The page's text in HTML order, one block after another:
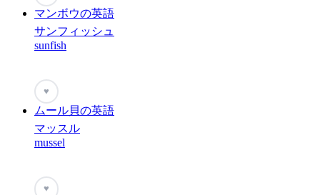
マンボウの英語
サンフィッシュ
sunfish
♥
ムール貝の英語
マッスル
mussel
♥